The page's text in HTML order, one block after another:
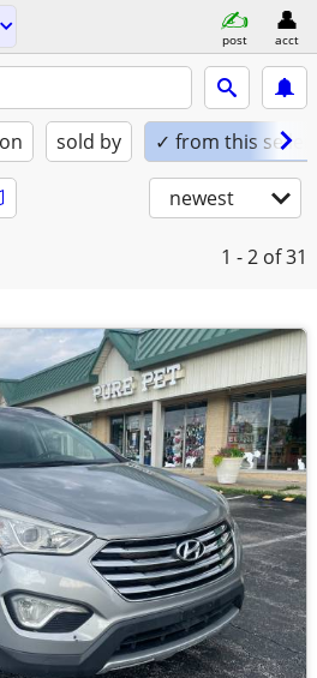
post acct
sold by ✓ from this seller
newest
1 - 2 of 31